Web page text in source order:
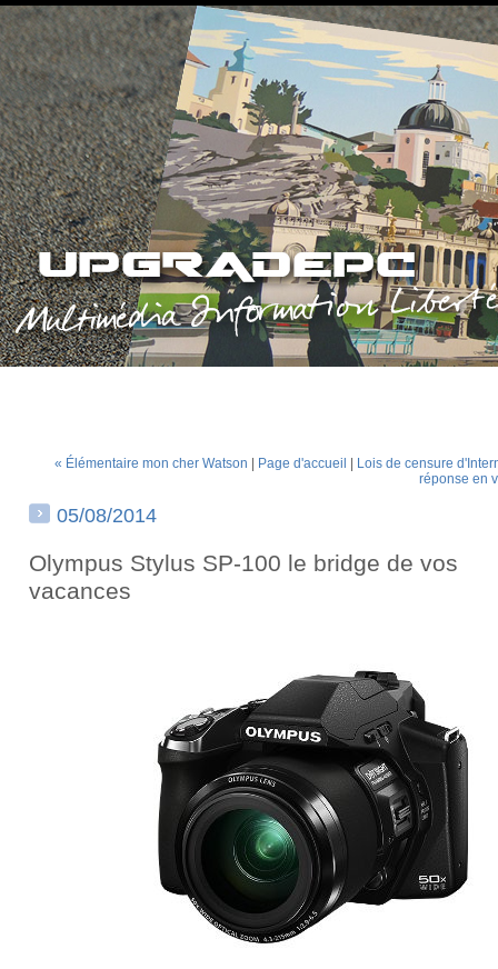
« Élémentaire mon cher Watson Page d'accueil
Lois de censure
réponse en
05/08/2014
Olympus Stylus SP-100 le bridge de vos
vacances